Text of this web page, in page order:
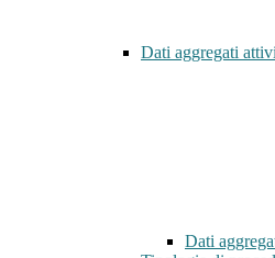
Dati aggregati
Dati